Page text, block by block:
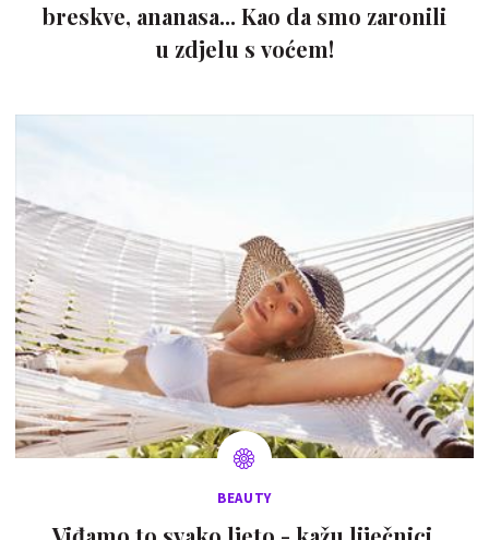
breskve, ananasa... Kao da smo zaronili
u zdjelu s voćem!
BEAUTY